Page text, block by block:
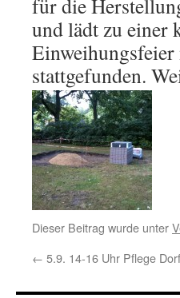
für die
und lädt zu einer
stattgefunden.
Dieser Beitrag wurde unter
← 5.9. 14-16 Uhr Pflege